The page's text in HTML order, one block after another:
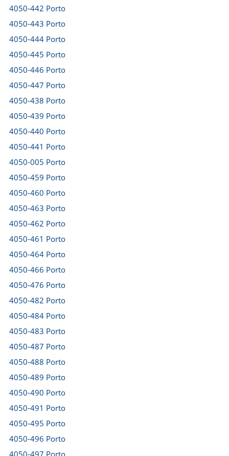
4050-442 Porto
4050-443 Porto
4050-444 Porto
4050-445 Porto
4050-446 Porto
4050-447 Porto
4050-438 Porto
4050-439 Porto
4050-440 Porto
4050-441 Porto
4050-005 Porto
4050-459 Porto
4050-460 Porto
4050-463 Porto
4050-462 Porto
4050-461 Porto
4050-464 Porto
4050-466 Porto
4050-476 Porto
4050-482 Porto
4050-484 Porto
4050-483 Porto
4050-487 Porto
4050-488 Porto
4050-489 Porto
4050-490 Porto
4050-491 Porto
4050-495 Porto
4050-496 Porto
4050-497 Porto